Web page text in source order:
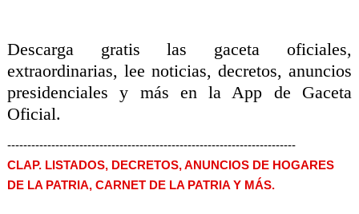
Descarga gratis las gaceta oficiales,
extraordinarias, lee noticias, decretos, anuncios
presidenciales y más en la App de Gaceta
Oficial.
------------------------------------------------------------------------
CLAP. LISTADOS, DECRETOS, ANUNCIOS DE HOGARES
DE LA PATRIA, CARNET DE LA PATRIA Y MÁS.